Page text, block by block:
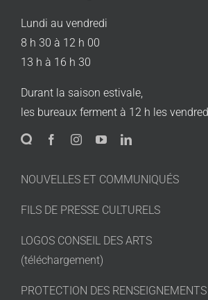
Lundi au vendredi
8 h 30 à 12 h 00
13 h à 16 h 30
Durant la saison estivale,
les bureaux ferment à 12 h les
NOUVELLES ET COMMUNIQUÉS
FILS DE PRESSE CULTURELS
LOGOS CONSEIL DES ARTS
(téléchargement)
PROTECTION DES